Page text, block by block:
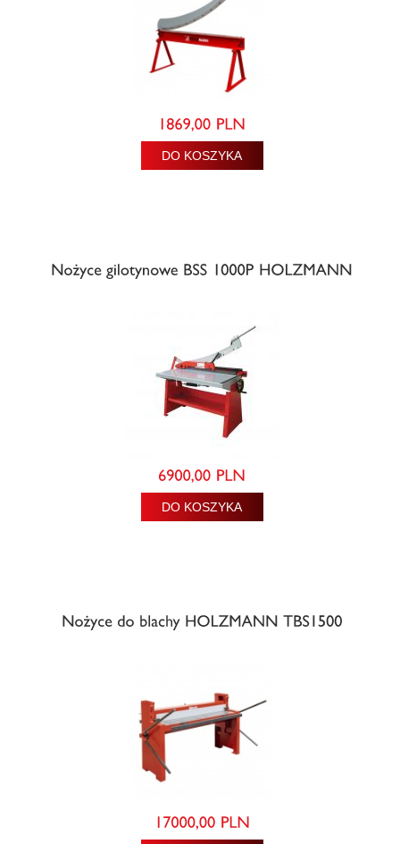
DO KOSZYKA
DO KOSZYKA